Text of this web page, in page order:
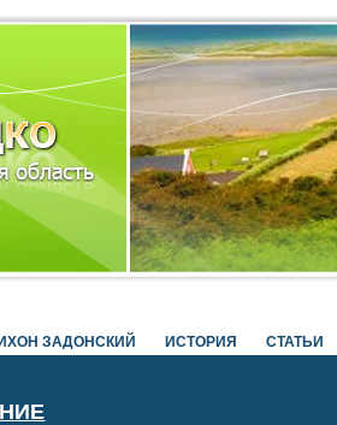
ЗАДОНСКИЙ ИСТОРИЯ СТАТЬИ